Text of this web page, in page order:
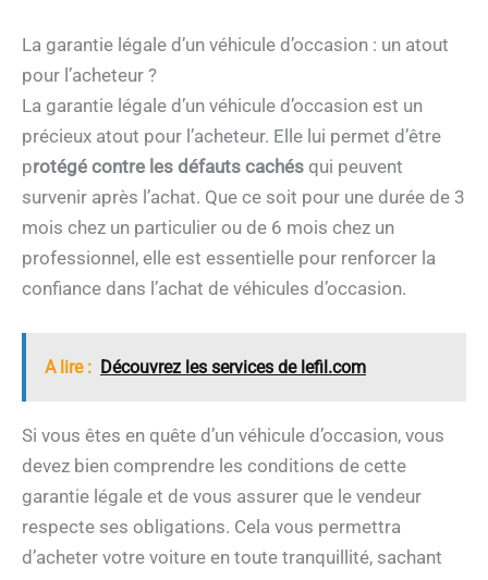
La garantie légale d’un véhicule d’occasion : un atout
pour l’acheteur ?
La garantie légale d’un véhicule d’occasion est un
précieux atout pour l’acheteur. Elle lui permet d’être
protégé contre les défauts cachés qui peuvent
survenir après l’achat. Que ce soit pour une durée de 3
mois chez un particulier ou de 6 mois chez un
professionnel, elle est essentielle pour renforcer la
confiance dans l’achat de véhicules d’occasion.
A lire : Découvrez les services de lefil.com
Si vous êtes en quête d’un véhicule d’occasion, vous
devez bien comprendre les conditions de cette
garantie légale et de vous assurer que le vendeur
respecte ses obligations. Cela vous permettra
d’acheter votre voiture en toute tranquillité, sachant